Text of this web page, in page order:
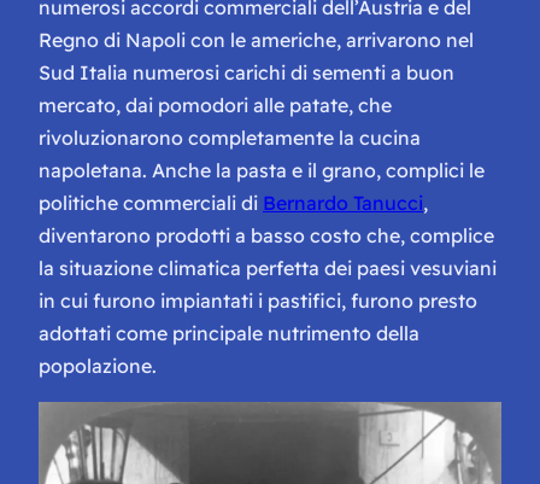
numerosi accordi commerciali dell’Austria e del
Regno di Napoli con le americhe, arrivarono nel
Sud Italia numerosi carichi di sementi a buon
mercato, dai pomodori alle patate, che
rivoluzionarono completamente la cucina
napoletana. Anche la pasta e il grano, complici le
politiche commerciali di Bernardo Tanucci,
diventarono prodotti a basso costo che, complice
la situazione climatica perfetta dei paesi vesuviani
in cui furono impiantati i pastifici, furono presto
adottati come principale nutrimento della
popolazione.